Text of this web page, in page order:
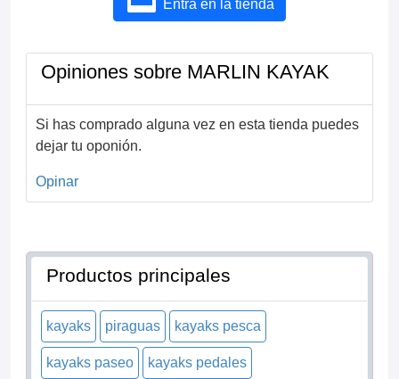
Entra en la tienda
Opiniones sobre MARLIN KAYAK
Si has comprado alguna vez en esta tienda puedes
dejar tu oponión.
Opinar
Productos principales
kayaks piraguas kayaks pesca
kayaks paseo kayaks pedales